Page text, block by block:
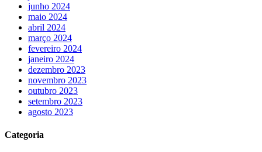
junho 2024
maio 2024
abril 2024
março 2024
fevereiro 2024
janeiro 2024
dezembro 2023
novembro 2023
outubro 2023
setembro 2023
agosto 2023
Categoria